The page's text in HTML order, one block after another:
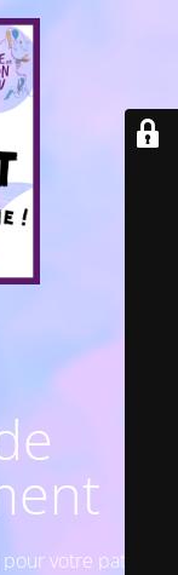
votre patience